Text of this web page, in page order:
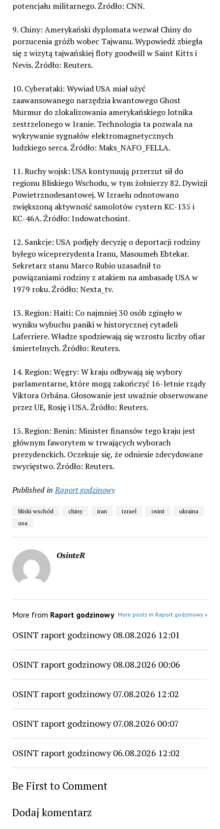
potencjału militarnego. Źródło: CNN.
9. Chiny: Amerykański dyplomata wezwał Chiny do
porzucenia gróźb wobec Tajwanu. Wypowiedź zbiegła
się z wizytą tajwańskiej floty goodwill w Saint Kitts i
Nevis. Źródło: Reuters.
10. Cyberataki: Wywiad USA miał użyć
zaawansowanego narzędzia kwantowego Ghost
Murmur do zlokalizowania amerykańskiego lotnika
zestrzelonego w Iranie. Technologia ta pozwala na
wykrywanie sygnałów elektromagnetycznych
ludzkiego serca. Źródło: Maks_NAFO_FELLA.
11. Ruchy wojsk: USA kontynuują przerzut sił do
regionu Bliskiego Wschodu, w tym żołnierzy 82. Dywizji
Powietrznodesantowej. W Izraelu odnotowano
zwiększoną aktywność samolotów cystern KC-135 i
KC-46A. Źródło: Indowatchosint.
12. Sankcje: USA podjęły decyzję o deportacji rodziny
byłego wiceprezydenta Iranu, Masoumeh Ebtekar.
Sekretarz stanu Marco Rubio uzasadnił to
powiązaniami rodziny z atakiem na ambasadę USA w
1979 roku. Źródło: Nexta_tv.
13. Region: Haiti: Co najmniej 30 osób zginęło w
wyniku wybuchu paniki w historycznej cytadeli
Laferriere. Władze spodziewają się wzrostu liczby ofiar
śmiertelnych. Źródło: Reuters.
14. Region: Węgry: W kraju odbywają się wybory
parlamentarne, które mogą zakończyć 16-letnie rządy
Viktora Orbána. Głosowanie jest uważnie obserwowane
przez UE, Rosję i USA. Źródło: Reuters.
15. Region: Benin: Minister finansów tego kraju jest
głównym faworytem w trwających wyborach
prezydenckich. Oczekuje się, że odniesie zdecydowane
zwycięstwo. Źródło: Reuters.
Published in Raport godzinowy
bliski wschód chiny iran izrael osint
ukraina
usa
OsinteR
More from Raport godzinowy More posts in Raport godzinowy »
OSINT raport godzinowy 08.08.2026 12:01
OSINT raport godzinowy 08.08.2026 00:06
OSINT raport godzinowy 07.08.2026 12:02
OSINT raport godzinowy 07.08.2026 00:07
OSINT raport godzinowy 06.08.2026 12:02
Be First to Comment
Dodaj komentarz